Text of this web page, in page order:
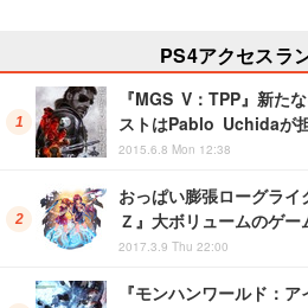
PS4アクセスラ
『MGS V：TPP』新た
ストはPablo Uchidaが
2015.6.8 Mon 12:38
おっぱい膨張ローグライ
Ｚ』大ボリュームのゲー
2017.3.9 Thu 22:00
『モンハンワールド：